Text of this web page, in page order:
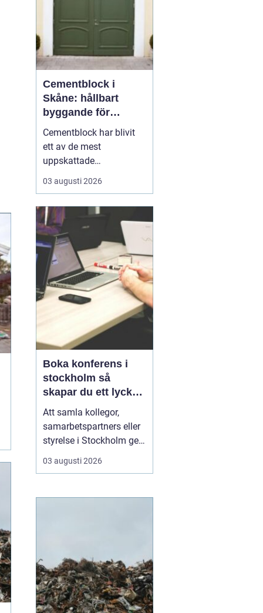
Metoden g...
Cementblock i
Skåne: hållbart
byggande för
lantbruk, stall och
grundläggning
Cementblock har blivit
ett av de mest
uppskattade
byggmaterialen för både
privatpersoner och
väljer cement- och
betongblock när de vill
bygga hållbart,
kostnadseffektivt och
med l&ari...
03 augusti 2026
Boka konferens i
stockholm så
skapar du ett lyckat
möte
Att samla kollegor,
samarbetspartners eller
styrelse i Stockholm ger
goda möjligheter till
effektiva möten, men
gemenskap. Utbudet av
03 augusti 2026